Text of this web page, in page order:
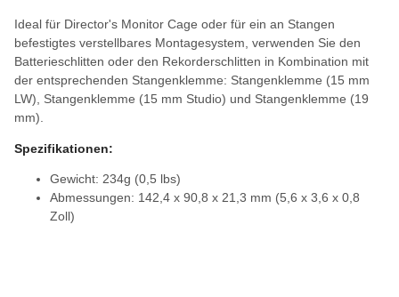
Ideal für Director's Monitor Cage oder für ein an Stangen
befestigtes verstellbares Montagesystem, verwenden Sie den
Batterieschlitten oder den Rekorderschlitten in Kombination mit
der entsprechenden Stangenklemme: Stangenklemme (15 mm
LW), Stangenklemme (15 mm Studio) und Stangenklemme (19
mm).
Spezifikationen:
Gewicht: 234g (0,5 lbs)
Abmessungen: 142,4 x 90,8 x 21,3 mm (5,6 x 3,6 x 0,8
Zoll)